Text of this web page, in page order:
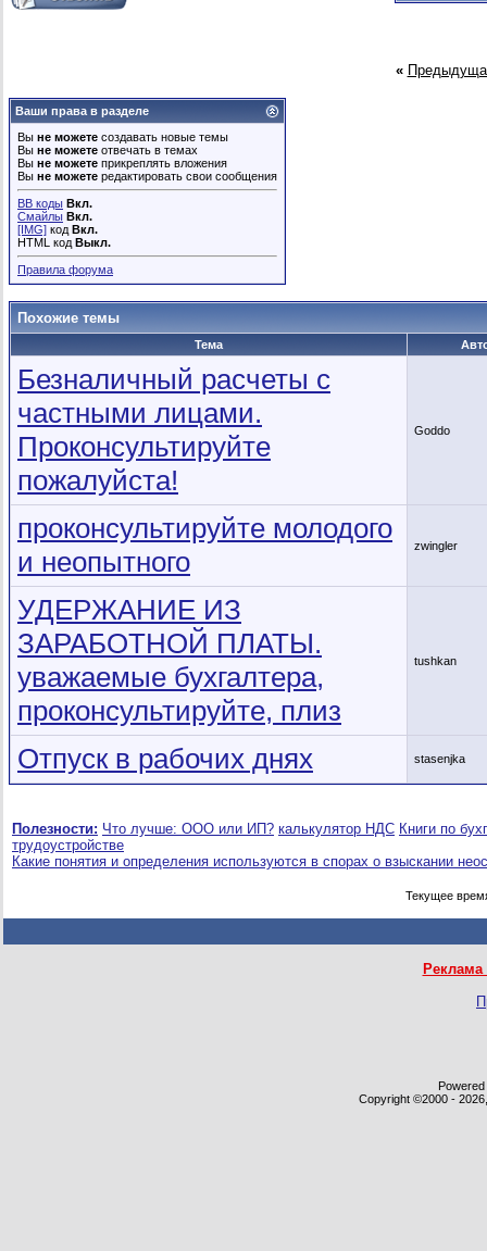
«
Ваши права в разделе
Вы не можете создавать новые темы
Вы не можете отвечать в темах
Вы не можете прикреплять вложения
Вы не можете редактировать свои сообщения
BB коды Вкл.
Смайлы Вкл.
[IMG] код Вкл.
HTML код Выкл.
Правила форума
Похожие темы
Тема
Безналичный расчеты с
частными лицами.
Проконсультируйте
пожалуйста!
Goddo
проконсультируйте молодого
и неопытного
zwingler
УДЕРЖАНИЕ ИЗ
ЗАРАБОТНОЙ ПЛАТЫ.
уважаемые бухгалтера,
проконсультируйте, плиз
tushkan
Отпуск в рабочих днях stasenjka
Полезности: Что лучше: ООО или ИП? калькулятор НДС Книги по
трудоустройстве
Какие понятия и определения используются в спорах о взыскании
Текущее
Copyright ©2000 -